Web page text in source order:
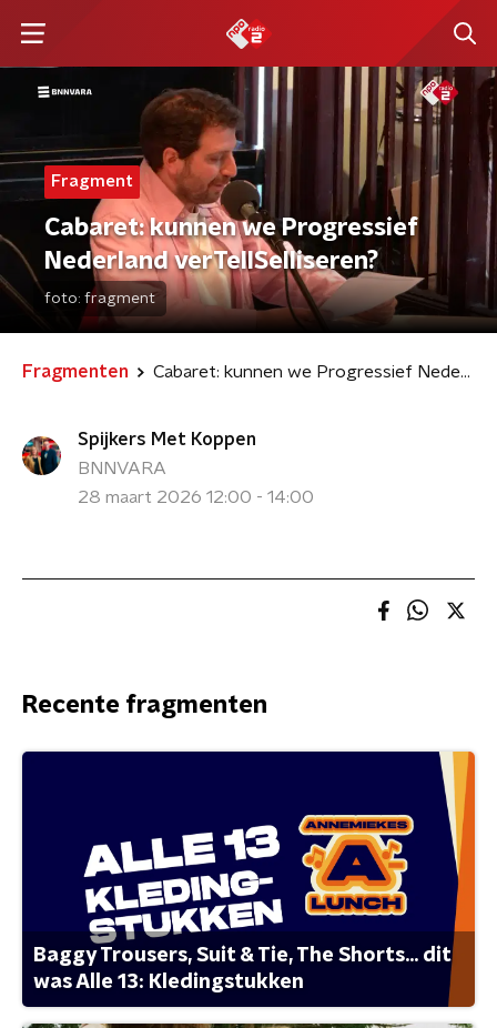
Fragment
Cabaret: kunnen we Progressief
Nederland verTellSelliseren?
foto: fragment
Fragmenten Cabaret: kunnen we Progressief Nederland verTellSelliseren?
Spijkers Met Koppen
BNNVARA
28 maart 2026 12:00 - 14:00
Recente fragmenten
Baggy Trousers, Suit & Tie, The Shorts... dit
was Alle 13: Kledingstukken